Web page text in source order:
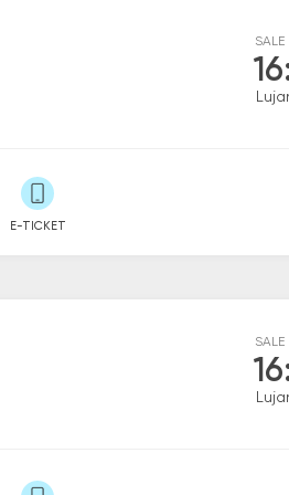
SALE
E-TICKET
SALE